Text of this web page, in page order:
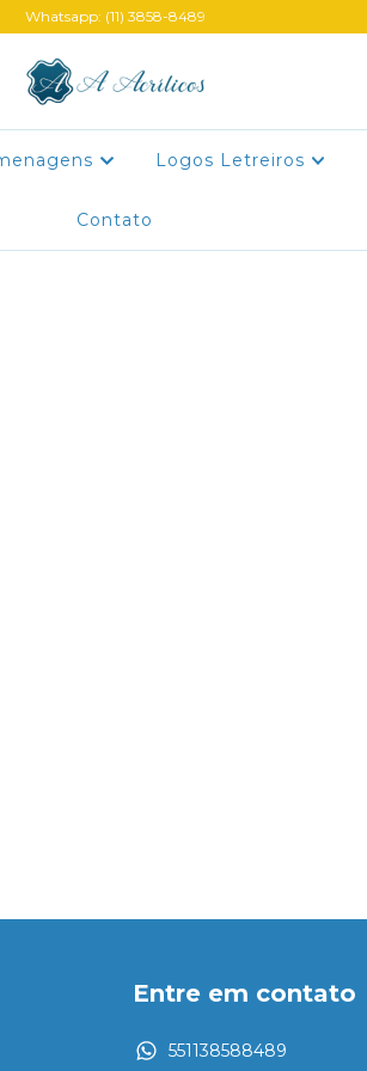
Whatsapp: (11) 3858-8489
Logos Letreiros
Contato
Entre em contato
551138588489